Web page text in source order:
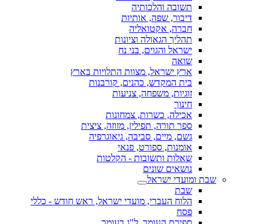
תשובה והלכותיה
דיבור, שפה, אותיות
חברה, אקטואליה
תהליך הגאולה וציונות
ישראל והגוים, בני נח
שואה
ארץ ישראל, מצוות התלויות בארץ
בית המקדש, כהנים, קורבנות
זוגיות, משפחה, צניעות
חינוך
אכילה, כשרות, צמחונות
ספר תורה, תפילין, מזוזה, ציצית
גשם, מיים, סביבה, גיאוגרפיה
אומנות, ספורט, פנאי
שאלות ותשובות - הקלטות
נושאים שונים
שבת ומועדי ישראל
שבת
הלוח העברי, מועדי ישראל, ראש חודש - כללי
פסח